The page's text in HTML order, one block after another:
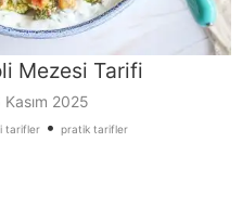
Mezesi Tarifi
Kasım 2025
tarifler • pratik tarifler